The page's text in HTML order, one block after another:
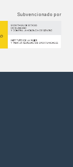
Subvencionado por